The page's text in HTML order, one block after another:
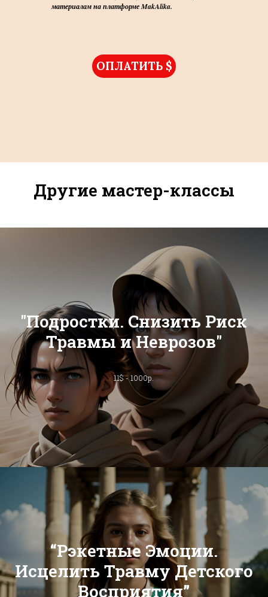
ОПЛАТИТЬ $
материалам на платформе MakAlika.
Другие мастер-классы
"Подростки. Снизить Риск
Травмы и Неврозов"
11$ - 1000р.
“Рэкетные Эмоции.
Исцелить Травму Детского
Восприятия”